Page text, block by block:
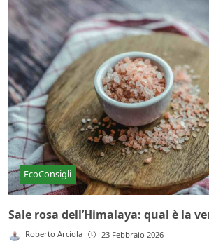
EcoConsigli
Sale rosa dell’Himalaya: qual è la
Roberto Arciola 23 Febbraio 2026